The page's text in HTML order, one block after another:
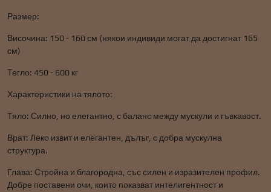
Размер:
Височина: 150 - 160 см (някои индивиди могат да достигнат 165
см)
Тегло: 450 - 600 кг
Характеристики на тялото:
Тяло: Силно, но елегантно, с баланс между мускули и гъвкавост.
Врат: Леко извит и елегантен, дълъг, с добра мускулна
структура.
Глава: Стройна и благородна, със силен и изразителен профил.
Добре поставени очи, които показват интелигентност и